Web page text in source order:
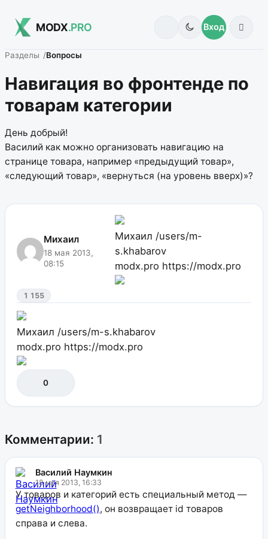
MODX.PRO Вход
Разделы Вопросы
Навигация во фронтенде по
товарам категории
День добрый!
Василий как можно организовать навигацию на
странице товара, например «предыдущий товар»,
«следующий товар», «вернуться (на уровень вверх)»?
Михаил
18 мая 2013,
08:15
Михаил /users/m-
s.khabarov
modx.pro https://modx.pro
1 155
Михаил /users/m-s.khabarov
modx.pro https://modx.pro
0
Комментарии: 1
Василий Наумкин
18 мая 2013, 16:33
У товаров и категорий есть специальный метод —
getNeighborhood(), он возвращает id товаров
справа и слева.